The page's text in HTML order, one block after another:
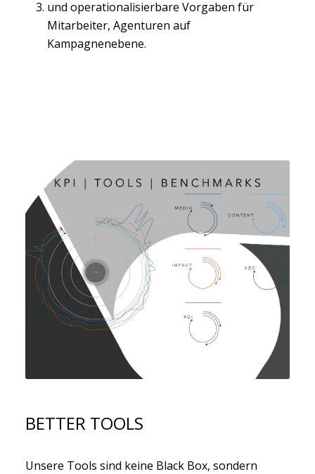
und operationalisierbare Vorgaben für
Mitarbeiter, Agenturen auf
Kampagnenebene.
BETTER TOOLS
Unsere Tools sind keine Black Box, sondern